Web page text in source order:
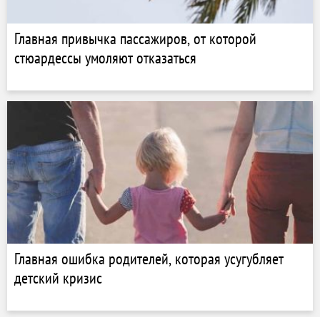
Главная привычка пассажиров, от которой
стюардессы умоляют отказаться
Главная ошибка родителей, которая усугубляет
детский кризис